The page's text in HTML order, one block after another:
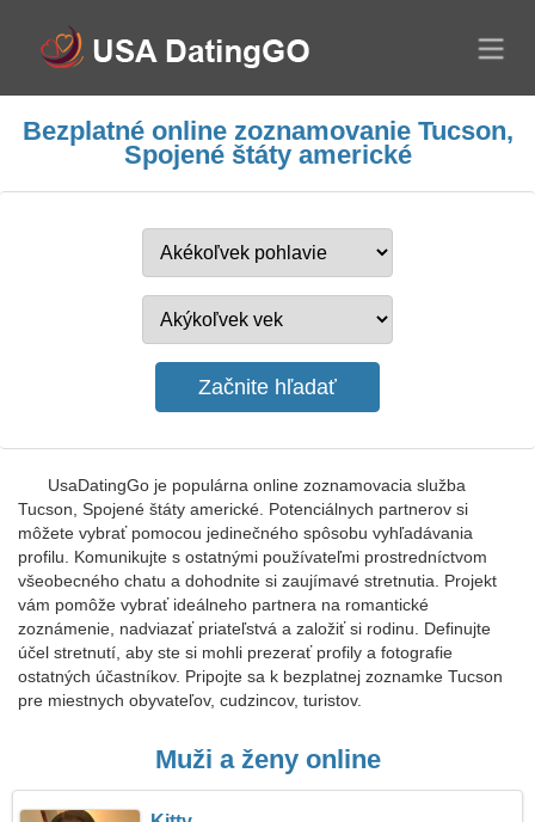
Bezplatné online zoznamovanie Tucson,
Spojené štáty americké
UsaDatingGo je populárna online zoznamovacia služba
Tucson, Spojené štáty americké. Potenciálnych partnerov si
môžete vybrať pomocou jedinečného spôsobu vyhľadávania
profilu. Komunikujte s ostatnými používateľmi prostredníctvom
všeobecného chatu a dohodnite si zaujímavé stretnutia. Projekt
vám pomôže vybrať ideálneho partnera na romantické
zoznámenie, nadviazať priateľstvá a založiť si rodinu. Definujte
účel stretnutí, aby ste si mohli prezerať profily a fotografie
ostatných účastníkov. Pripojte sa k bezplatnej zoznamke Tucson
pre miestnych obyvateľov, cudzincov, turistov.
Muži a ženy online